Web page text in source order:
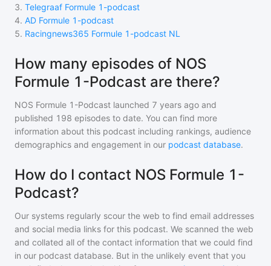
3. Telegraaf Formule 1-podcast
4. AD Formule 1-podcast
5. Racingnews365 Formule 1-podcast NL
How many episodes of NOS
Formule 1-Podcast are there?
NOS Formule 1-Podcast launched 7 years ago and
published 198 episodes to date. You can find more
information about this podcast including rankings, audience
demographics and engagement in our podcast database.
How do I contact NOS Formule 1-
Podcast?
Our systems regularly scour the web to find email addresses
and social media links for this podcast. We scanned the web
and collated all of the contact information that we could find
in our podcast database. But in the unlikely event that you